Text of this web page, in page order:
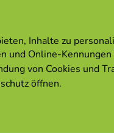
Inhalte zu
und Online-
von Cookies und
öffnen.